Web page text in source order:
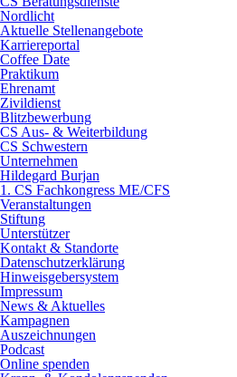
Nordlicht
Aktuelle Stellenangebote
Karriereportal
Coffee Date
Praktikum
Ehrenamt
Zivildienst
Blitzbewerbung
CS Aus- & Weiterbildung
CS Schwestern
Unternehmen
Hildegard Burjan
1. CS Fachkongress ME/CFS
Veranstaltungen
Stiftung
Unterstützer
Kontakt & Standorte
Datenschutzerklärung
Hinweisgebersystem
Impressum
News & Aktuelles
Kampagnen
Auszeichnungen
Podcast
Online spenden